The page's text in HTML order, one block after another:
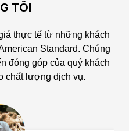
TÔI
thực tế từ những khách
Standard. Chúng
đóng góp của quý khách
chất lượng dịch vụ.